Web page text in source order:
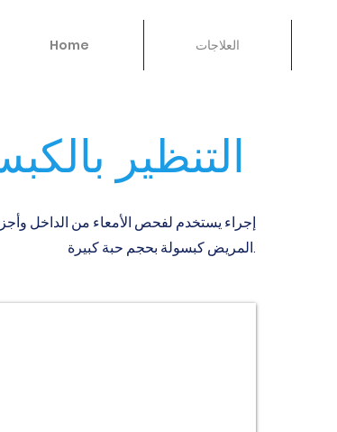
Home العلاجات
إجراء يستخدم لفحص الأمعاء من الداخل